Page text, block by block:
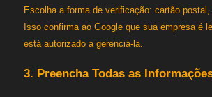
Escolha a forma de verificação: cartão
Isso confirma ao Google que sua empresa é
está autorizado a gerenciá-la.
3. Preencha Todas as